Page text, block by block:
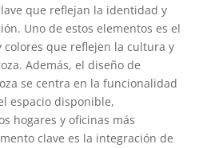
que reflejan la identidad y
Uno de estos elementos es el
colores que reflejen la cultura y
Además, el diseño de
se centra en la funcionalidad
espacio disponible,
hogares y oficinas más
clave es la integración de